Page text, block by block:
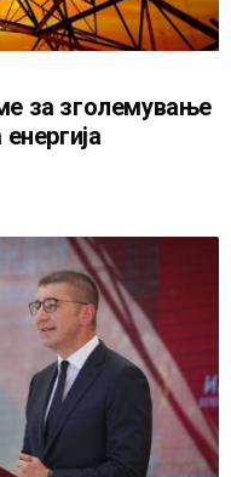
за зголемување